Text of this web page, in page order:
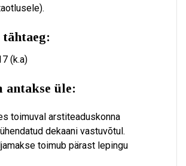
(k.a)
antakse üle:
toimuval arstiteaduskonna
dekaani vastuvõtul.
toimub pärast lepingu